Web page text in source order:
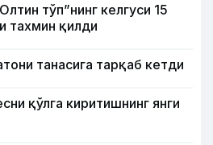
тўп”нинг келгуси 15
тахмин қилди
танасига тарқаб кетди
қўлга киритишнинг янги